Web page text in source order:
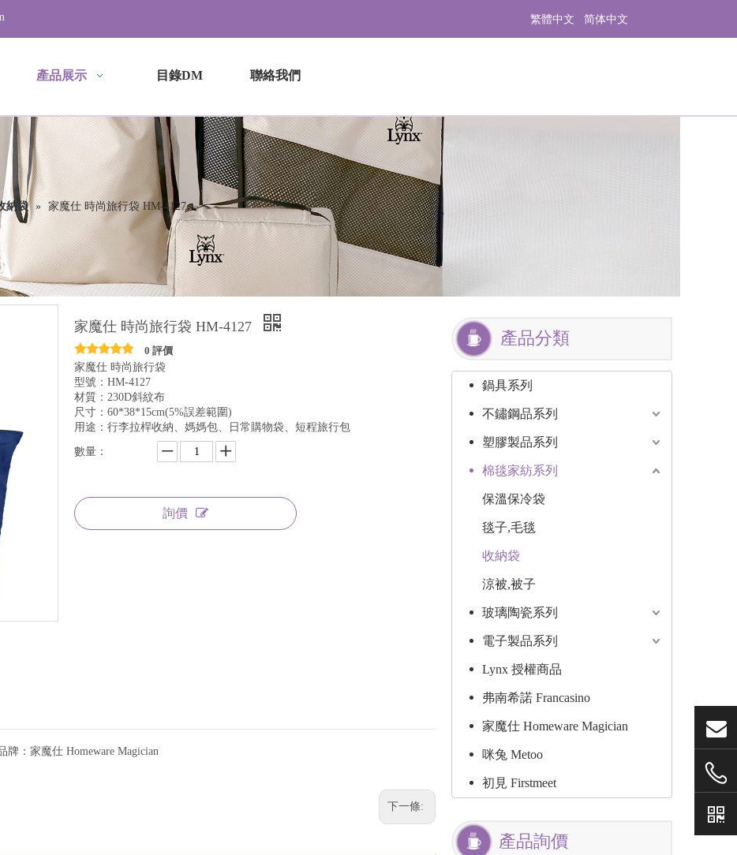
繁體中文 简体中文
產品展示 目錄DM 聯絡我們
納袋 » 家魔仕 時尚旅行袋 HM-4127
家魔仕 時尚旅行袋 HM-4127
0 評價
家魔仕 時尚旅行袋
型號：HM-4127
材質：230D斜紋布
尺寸：60*38*15cm(5%誤差範圍)
用途：行李拉桿收納、媽媽包、日常購物袋、短程旅行包
數量：
詢價
牌： 家魔仕 Homeware Magician
下一條:
產品分類
鍋具系列
不鏽鋼品系列
塑膠製品系列
棉毯家紡系列
保溫保冷袋
毯子,毛毯
收納袋
涼被,被子
玻璃陶瓷系列
電子製品系列
Lynx 授權商品
弗南希諾 Francasino
家魔仕 Homeware Magician
咪兔 Metoo
初見 Firstmeet
產品詢價